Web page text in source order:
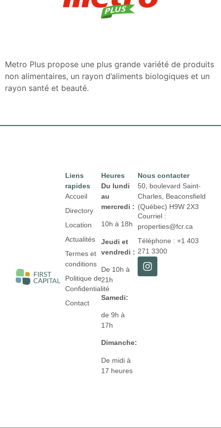
Metro Plus propose une plus grande variété de produits
non alimentaires, un rayon d’aliments biologiques et un
rayon santé et beauté.
Heures
Du lundi
au
mercredi :
10h à 18h
Jeudi et
vendredi :
De 10h à
21h
Samedi:
de 9h à
17h
Dimanche:
De midi à
17 heures
Liens
rapides
Accueil
Directory
Location
Actualités
Termes et
conditions
Politique de
Confidentialité
Contact
Nous contacter
50, boulevard Saint-
Charles, Beaconsfield
(Québec) H9W 2X3
Courriel :
properties@fcr.ca
Téléphone : +1 403
271 3300